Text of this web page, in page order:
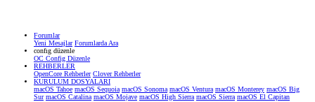
Forumlar
Yeni Mesajlar Forumlarda Ara
confıg düzenle
OC Config Düzenle
REHBERLER
OpenCore Rehberler Clover Rehberler
KURULUM DOSYALARI
macOS Tahoe macOS Sequoia macOS Sonoma macOS Ventura macOS Monterey macOS Big
Sur macOS Catalina macOS Mojave macOS High Sierra macOS Sierra macOS El Capitan